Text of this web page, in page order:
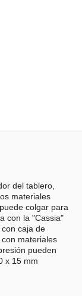
del tablero,
materiales
colgar para
con la "Cassia"
caja de
materiales
pueden
x 15 mm